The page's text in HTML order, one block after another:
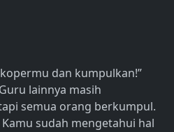
dan kumpulkan!”
lainnya masih
semua orang berkumpul.
sudah mengetahui hal